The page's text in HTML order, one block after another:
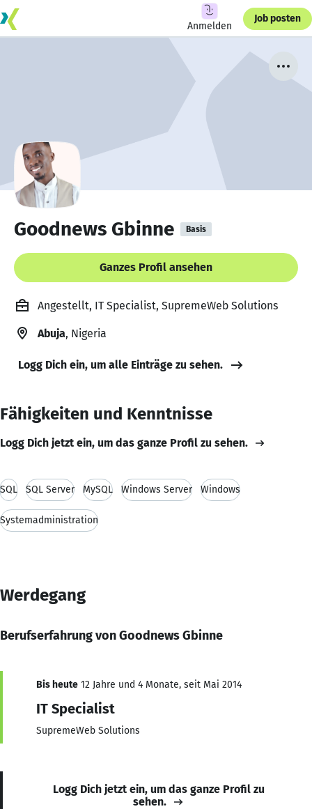
Anmelden
Job posten
Goodnews Gbinne Basis
Ganzes Profil ansehen
Angestellt, IT Specialist, SupremeWeb Solutions
Abuja, Nigeria
Logg Dich ein, um alle Einträge zu sehen.
Fähigkeiten und Kenntnisse
Logg Dich jetzt ein, um das ganze Profil zu sehen.
SQL SQL Server MySQL Windows Server Windows
Systemadministration
Werdegang
Berufserfahrung von Goodnews Gbinne
Bis heute 12 Jahre und 4 Monate, seit Mai 2014
IT Specialist
SupremeWeb Solutions
Logg Dich jetzt ein, um das ganze Profil zu
sehen.